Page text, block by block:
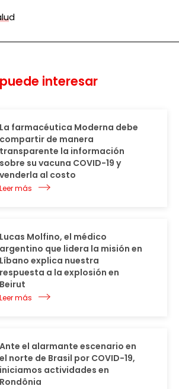
interesar
La farmacéutica Moderna debe
compartir de manera
transparente la información
sobre su vacuna COVID-19 y
venderla al costo
Leer más
Lucas Molfino, el médico
argentino que lidera la misión en
Líbano explica nuestra
respuesta a la explosión en
Beirut
Leer más
Ante el alarmante escenario en
el norte de Brasil por COVID-19,
iniciamos actividades en
Rondônia